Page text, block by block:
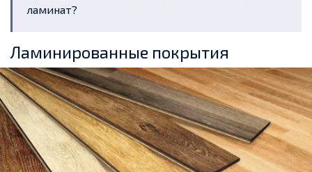
ламинат?
Ламинированные покрытия